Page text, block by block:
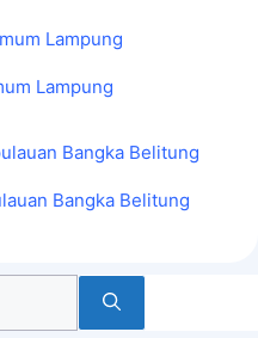
Lampung
Bangka Belitung